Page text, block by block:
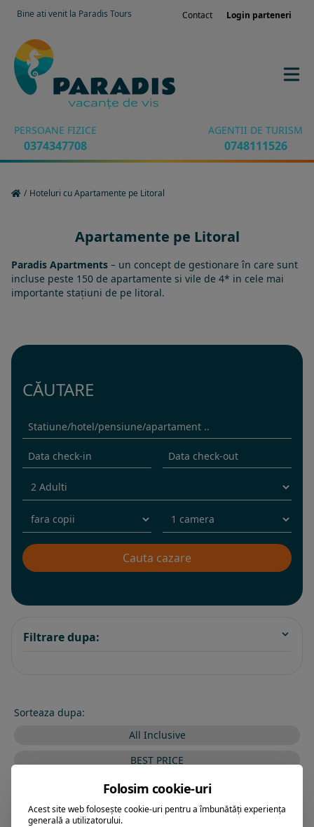
Bine ati venit la Paradis Tours Contact Login parteneri
PERSOANE FIZICE
0374347708
AGENTII DE TURISM
0748111526
/ Hoteluri cu Apartamente pe Litoral
Apartamente pe Litoral
Paradis Apartments – un concept de gestionare în care sunt
incluse peste 150 de apartamente si vile de 4* in cele mai
importante stațiuni de pe litoral.
CĂUTARE
Filtrare dupa:
Sorteaza dupa:
All Inclusive
BEST PRICE
Exclusiv Paradis
Stele 1-5
Folosim cookie-uri
Acest site web folosește cookie-uri pentru a îmbunătăți experiența
generală a utilizatorului.